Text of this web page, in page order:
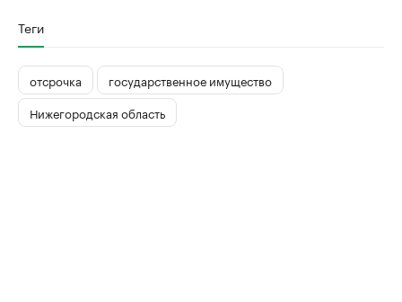
Теги
отсрочка
государственное имущество
Нижегородская область